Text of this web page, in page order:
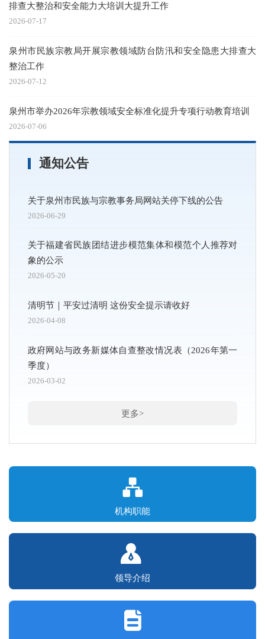
排查大整治和安全能力大培训大提升工作
2026-07-17
泉州市民族宗教局开展宗教领域防台防汛和安全隐患大排查大
整治工作
2026-07-12
泉州市举办2026年宗教领域安全标准化提升专项行动教育培训
2026-07-06
通知公告
关于泉州市民族与宗教事务局网站关停下线的公告
2026-06-29
关于福建省民族团结进步模范集体和模范个人推荐对
象的公示
2026-05-20
清明节｜平安过清明 这份安全提示请收好
2026-04-08
政府网站与政务新媒体自查整改情况表（2026年第一
季度）
2026-03-02
更多>
机构职能
领导介绍